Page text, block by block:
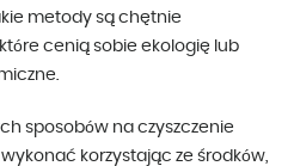
metody są chętnie
cenią sobie ekologię lub
sposobów na czyszczenie
korzystając ze środków,